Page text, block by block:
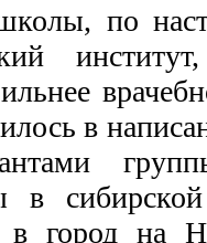
по
в
в
в город на